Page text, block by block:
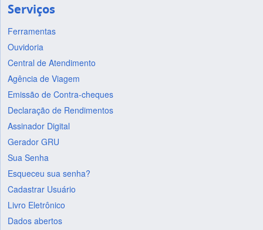
Serviços
Ferramentas
Ouvidoria
Central de Atendimento
Agência de Viagem
Emissão de Contra-cheques
Declaração de Rendimentos
Assinador Digital
Gerador GRU
Sua Senha
Esqueceu sua senha?
Cadastrar Usuário
Livro Eletrônico
Dados abertos